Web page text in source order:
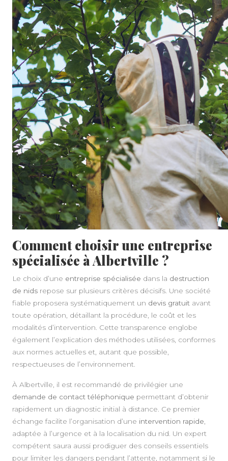
Comment choisir une entreprise
spécialisée à Albertville ?
Le choix d’une entreprise spécialisée dans la destruction
de nids repose sur plusieurs critères décisifs. Une société
fiable proposera systématiquement un devis gratuit avant
toute opération, détaillant la procédure, le coût et les
modalités d’intervention. Cette transparence englobe
également l’explication des méthodes utilisées, conformes
aux normes actuelles et, autant que possible,
respectueuses de l’environnement.
À Albertville, il est recommandé de privilégier une
demande de contact téléphonique permettant d’obtenir
rapidement un diagnostic initial à distance. Ce premier
échange facilite l’organisation d’une intervention rapide
adaptée à l’urgence et à la localisation du nid. Un expert
compétent saura aussi prodiguer des conseils essentiels
pour limiter les dangers pendant l’attente, notamment si le